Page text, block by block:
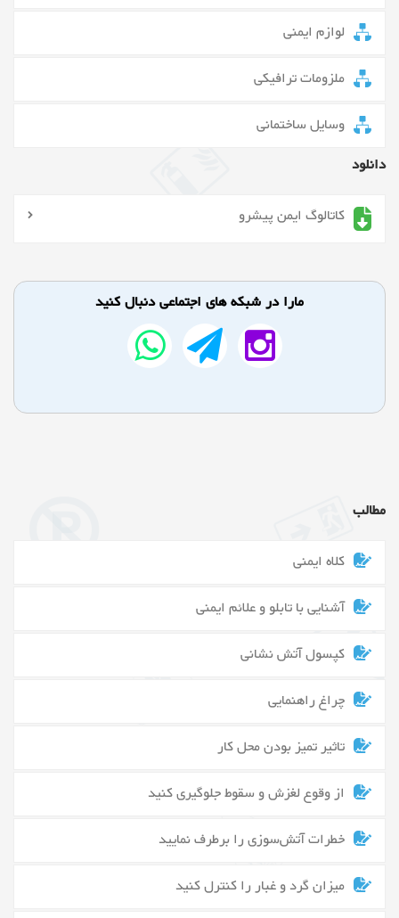
لوازم ایمنی
ملزومات ترافیکی
وسایل ساختمانی
دانلود
کاتالوگ ایمن پیشرو
مارا در شبکه های اجتماعی دنبال کنید
مطالب
کلاه ایمنی
آشنایی با تابلو و علائم ایمنی
کپسول آتش نشانی
چراغ راهنمایی
تاثیر تمیز بودن محل کار
از وقوع لغزش و سقوط جلوگیری کنید
خطرات آتش‌سوزی را برطرف نمایید
میزان گرد و غبار را کنترل کنید